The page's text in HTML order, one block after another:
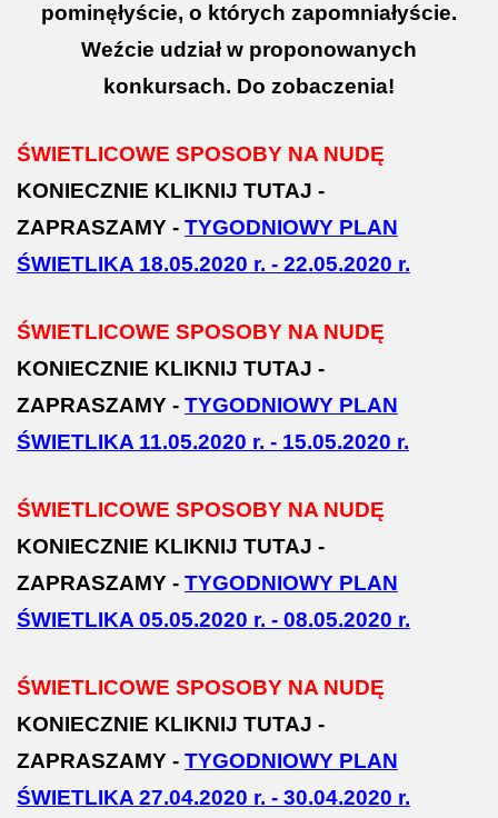
pominęłyście, o których zapomniałyście.
Weźcie udział w proponowanych
konkursach. Do zobaczenia!
ŚWIETLICOWE SPOSOBY NA NUDĘ
KONIECZNIE KLIKNIJ TUTAJ -
ZAPRASZAMY - TYGODNIOWY PLAN
ŚWIETLIKA 18.05.2020 r. - 22.05.2020 r.
ŚWIETLICOWE SPOSOBY NA NUDĘ
KONIECZNIE KLIKNIJ TUTAJ -
ZAPRASZAMY - TYGODNIOWY PLAN
ŚWIETLIKA 11.05.2020 r. - 15.05.2020 r.
ŚWIETLICOWE SPOSOBY NA NUDĘ
KONIECZNIE KLIKNIJ TUTAJ -
ZAPRASZAMY - TYGODNIOWY PLAN
ŚWIETLIKA 05.05.2020 r. - 08.05.2020 r.
ŚWIETLICOWE SPOSOBY NA NUDĘ
KONIECZNIE KLIKNIJ TUTAJ -
ZAPRASZAMY - TYGODNIOWY PLAN
ŚWIETLIKA 27.04.2020 r. - 30.04.2020 r.